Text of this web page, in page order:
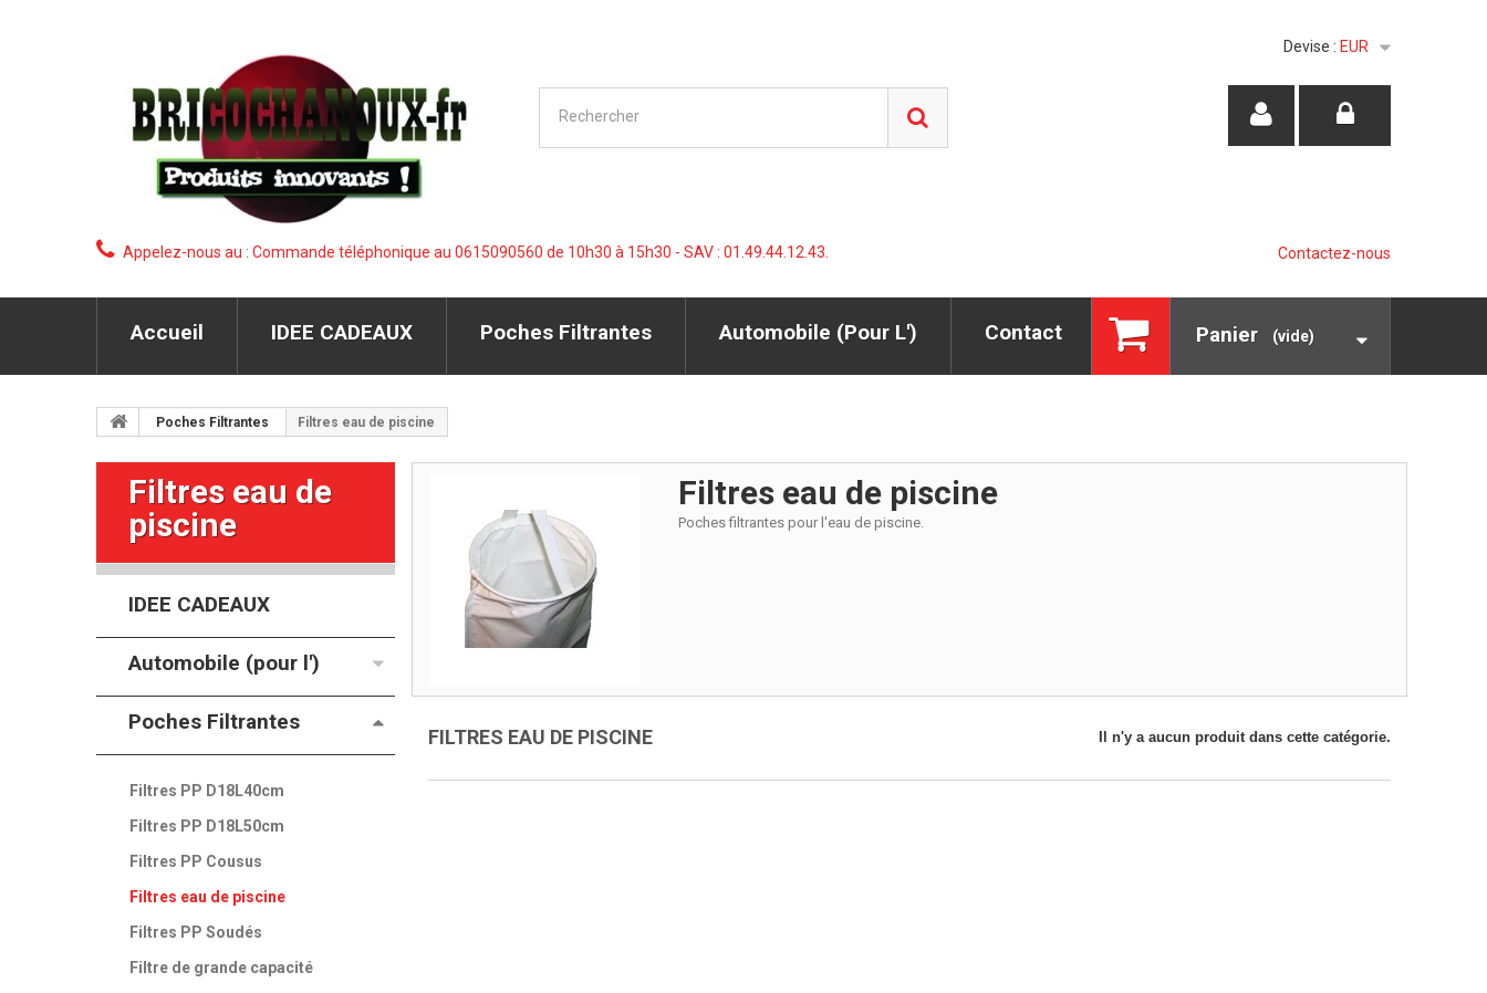
Devise : EUR
Contactez-nous
Appelez-nous au : Commande téléphonique au 0615090560 de 10h30 à 15h30 - SAV : 01.49.44.12.43.
Panier (vide)
Accueil IDEE CADEAUX Poches Filtrantes Automobile (pour L') Contact
Poches Filtrantes Filtres eau de piscine
Filtres eau de
piscine
IDEE CADEAUX
Automobile (pour l')
Poches Filtrantes
Filtres PP D18L40cm
Filtres PP D18L50cm
Filtres PP Cousus
Filtres eau de piscine
Filtres PP Soudés
Filtre de grande capacité
Filtres eau de piscine
Poches filtrantes pour l'eau de piscine.
FILTRES EAU DE PISCINE Il n'y a aucun produit dans cette catégorie.